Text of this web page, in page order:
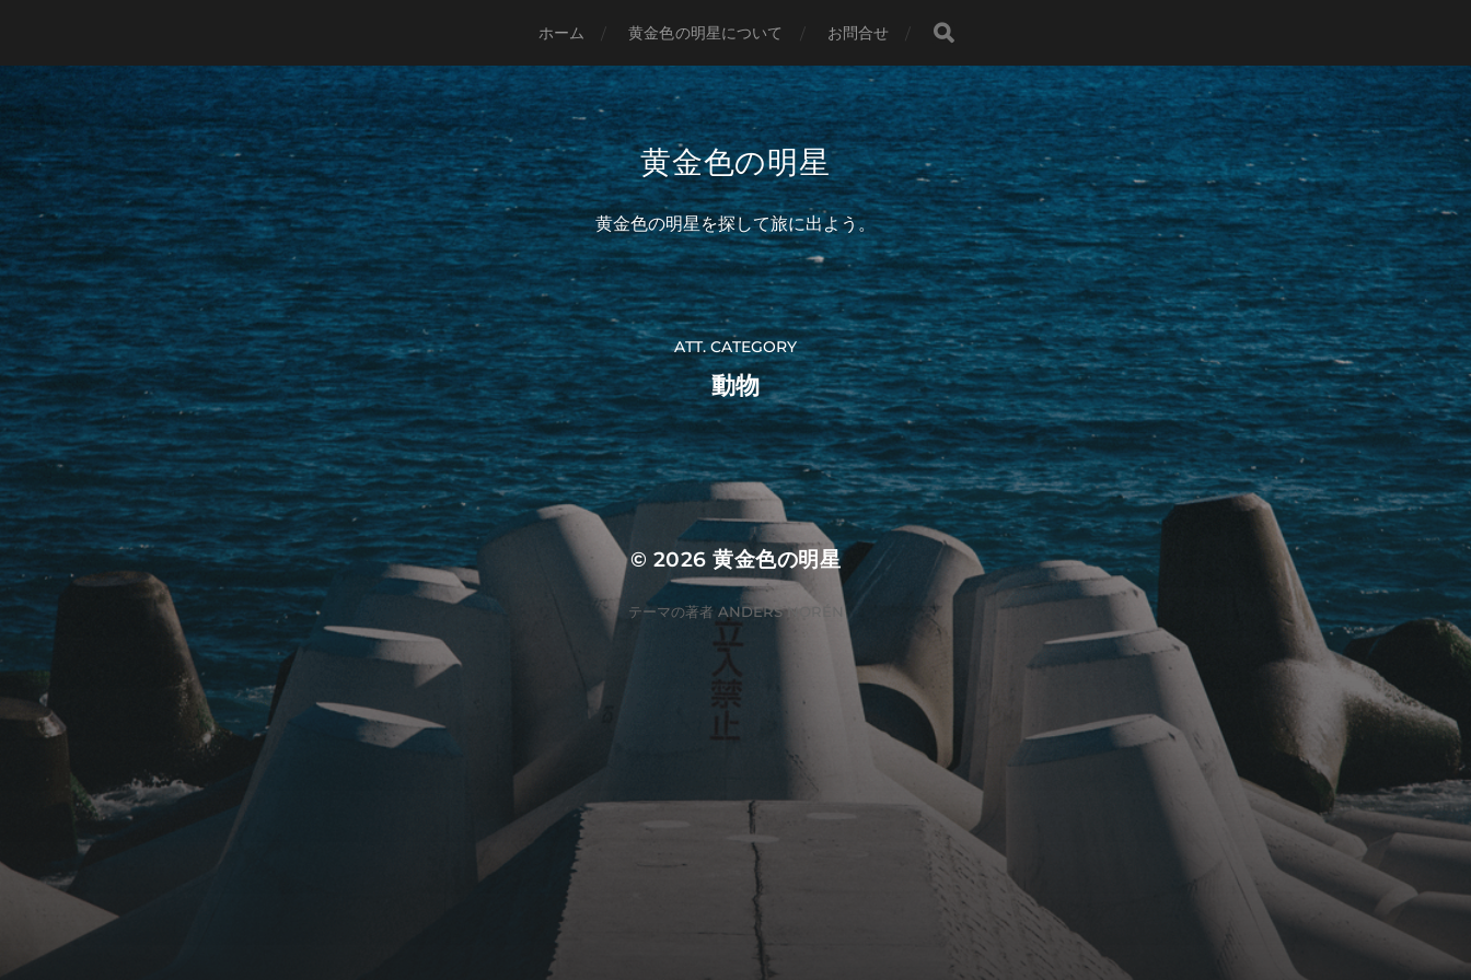
ホーム 黄金色の明星について お問合せ
黄金色の明星
黄金色の明星を探して旅に出よう。
ATT. CATEGORY
動物
© 2026黄金色の明星
テーマの著者 ANDERS NORÉN